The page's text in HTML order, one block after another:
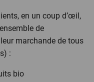
en un coup d’œil,
de
marchande de tous
:
bio